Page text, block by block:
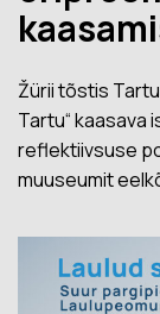
Žürii tõstis
Tartu“ kaasava
reflektiivsuse
muuseumit